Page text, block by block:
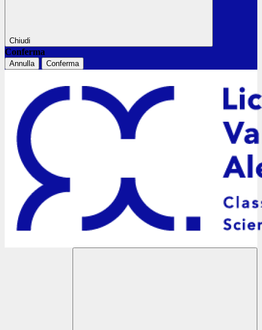
Chiudi
Conferma
Annulla Conferma